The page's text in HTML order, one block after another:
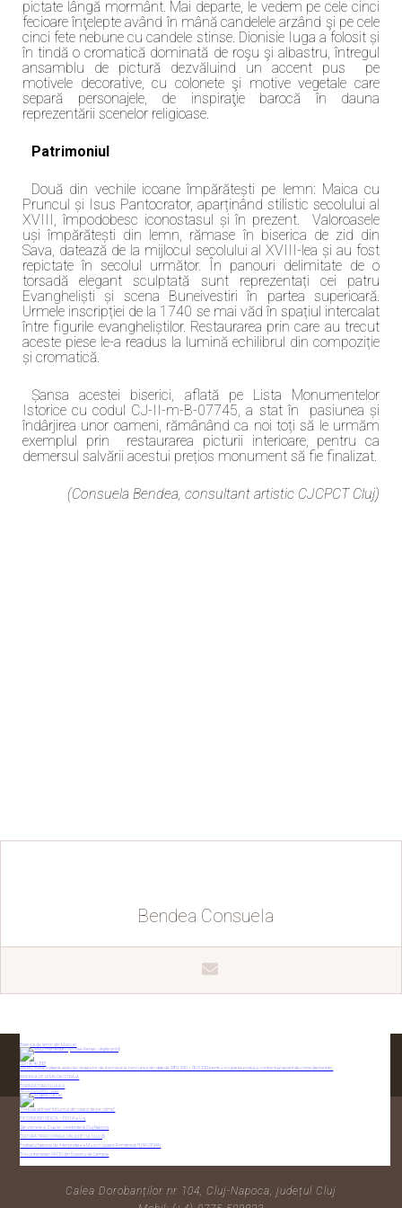
pictate lângă mormânt. Mai departe, le vedem pe cele cinci
fecioare înţelepte având în mână candelele arzând şi pe cele
cinci fete nebune cu candele stinse. Dionisie Iuga a folosit și
în tindă o cromatică dominată de roşu şi albastru, întregul
ansamblu de pictură dezvăluind un accent pus pe
motivele decorative, cu colonete şi motive vegetale care
separă personajele, de inspiraţie barocă în dauna
reprezentării scenelor religioase.
Patrimoniul
Două din vechile icoane împărătești pe lemn: Maica cu
Pruncul și Isus Pantocrator, aparținând stilistic secolului al
XVIII, împodobesc iconostasul și în prezent. Valoroasele
uși împărătești din lemn, rămase în biserica de zid din
Sava, datează de la mijlocul secolului al XVIII-lea și au fost
repictate în secolul următor. În panouri delimitate de o
torsadă elegant sculptată sunt reprezentați cei patru
Evangheliști și scena Buneivestiri în partea superioară.
Urmele inscripției de la 1740 se mai văd în spațiul intercalat
între figurile evangheliștilor. Restaurarea prin care au trecut
aceste piese le-a readus la lumină echilibrul din compoziție
și cromatică.
Șansa acestei biserici, aflată pe Lista Monumentelor
Istorice cu codul CJ-II-m-B-07745, a stat în pasiunea și
îndârjirea unor oameni, rămânând ca noi toți să le urmăm
exemplul prin restaurarea picturii interioare, pentru ca
demersul salvării acestui prețios monument să fie finalizat.
(Consuela Bendea, consultant artistic CJCPCT Cluj)
Bendea Consuela
Biserica de lemn din Muncel
EDIȚIA 4 / 2007
ANUNŢ cu rezultatele selecţiei dosarelor de înscriere la concursul din data de 28.12. 2021 – 05.01.2022 pentru ocuparea postului contractual vacant de consultant artistic
BISERICA DE LEMN DIN STRAJA
CORINDĂTORII CLUJULUI
RECENSĂMÂNT 2022
„Trebuia să înveț’ tot lucrul din casă și de pe câmp”
FIII COMUNEI GEACA – EDIȚIA a V- a
Sânzienele și Ziua Iei, celebrate la Cluj-Napoca
CULTURA TRADIȚIONALĂ DIN JUDEȚUL CLUJ (5)
Festivalul Național de Interpretare a Muzicii Ușoare Românești FLORI DE MAI
Trio-ul transilvan GACIU din Soporu de Campie
CONTACTAȚI-NE
Calea Dorobanților nr 104, Cluj-Napoca, județul Cluj